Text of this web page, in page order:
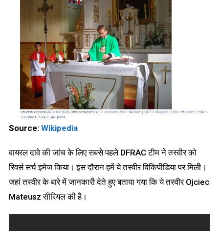
Source: Wikipedia
वायरल दावे की जांच के लिए सबसे पहले DFRAC टीम ने तस्वीर को
रिवर्स सर्च इमेज किया। इस दौरान हमें ये तस्वीर विकिपीडिया पर मिली।
जहां तस्वीर के बारे में जानकारी देते हुए बताया गया कि ये तस्वीर Ojciec
Mateusz सीरियल की है।